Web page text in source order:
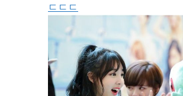
ㄷㄷㄷ